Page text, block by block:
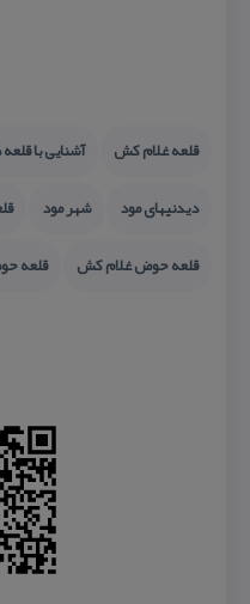
قلعه غلام كش آشنایی با
دیدنیهای مود
شهر مود
قلعه حوض غلام كش
قلعه